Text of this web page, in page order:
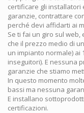
certificare gli installatori
garanzie, contrattare
perché devi affidarti ai
Se ti fai un giro sul
che il prezzo medio di
un impianto normale) ai
inseguitori). E nessuna
garanzie che stiamo
In questo momento
bassi ma nessuna
E installano
certificazioni.